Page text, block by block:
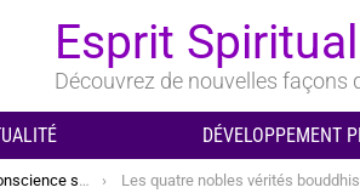
Esprit
Découvrez de nouvelles façons
DÉVELOPPEMENT
spirituelle Les quatre nobles vérités